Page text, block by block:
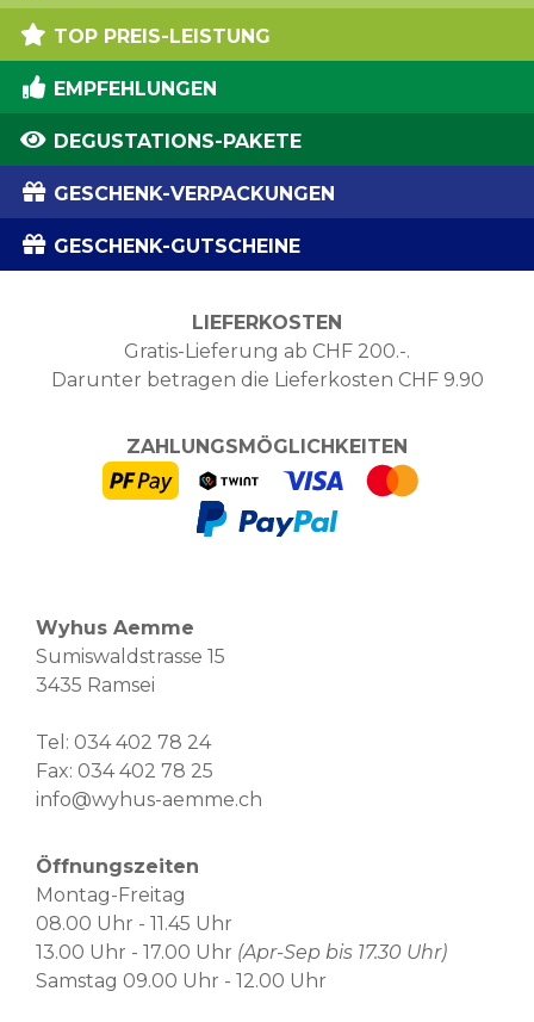
TOP PREIS-LEISTUNG
EMPFEHLUNGEN
DEGUSTATIONS-PAKETE
GESCHENK-VERPACKUNGEN
GESCHENK-GUTSCHEINE
LIEFERKOSTEN
Gratis-Lieferung ab CHF 200.-.
Darunter betragen die Lieferkosten CHF 9.90
ZAHLUNGSMÖGLICHKEITEN
Wyhus Aemme
Sumiswaldstrasse 15
3435 Ramsei
Tel: 034 402 78 24
Fax: 034 402 78 25
info@wyhus-aemme.ch
Öffnungszeiten
Montag-Freitag
08.00 Uhr - 11.45 Uhr
13.00 Uhr - 17.00 Uhr (Apr-Sep bis 17.30 Uhr)
Samstag 09.00 Uhr - 12.00 Uhr